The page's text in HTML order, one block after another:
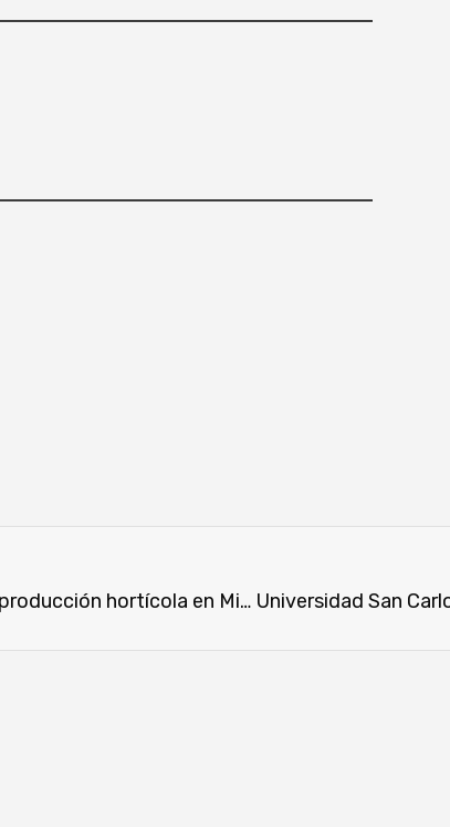
Inaugurarán un moderno invernadero para producción hortícola en Misiones